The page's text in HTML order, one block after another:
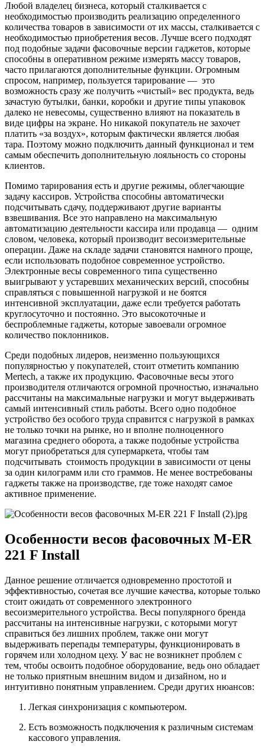
Любой владелец бизнеса, который сталкивается с
необходимостью производить реализацию определенного
количества товаров в зависимости от их массы, сталкивается с
необходимостью приобретения весов. Лучше всего подходят
под подобные задачи фасовочные версии гаджетов, которые
способны в оперативном режиме измерять массу товаров,
часто прилагаются дополнительные функции. Огромным
спросом, например, пользуется тарирование — это
возможность сразу же получить «чистый» вес продукта, ведь
зачастую бутылки, банки, коробки и другие типы упаковок
далеко не невесомы, существенно влияют на показатель в
виде цифры на экране. Но никакой покупатель не захочет
платить «за воздух», которым фактически является любая
тара. Поэтому можно подключить данный функционал и тем
самым обеспечить дополнительную лояльность со стороны
клиентов.
Помимо тарирования есть и другие режимы, облегчающие
задачу кассиров. Устройства способны автоматически
подсчитывать сдачу, поддерживают другие варианты
взвешивания. Все это направлено на максимальную
автоматизацию деятельности кассира или продавца — одним
словом, человека, который производит весоизмерительные
операции. Даже на складе задачи становятся намного проще,
если использовать подобное современное устройство.
Электронные весы современного типа существенно
выигрывают у устаревших механических версий, способны
справляться с повышенной нагрузкой и не боятся
интенсивной эксплуатации, даже если требуется работать
круглосуточно и постоянно. Это высокоточные и
беспроблемные гаджеты, которые завоевали огромное
количество поклонников.
Среди подобных лидеров, неизменно пользующихся
популярностью у покупателей, стоит отметить компанию
Mertech, а также их продукцию. Фасовочные весы этого
производителя отличаются огромной прочностью, изначально
рассчитаны на максимальные нагрузки и могут выдерживать
самый интенсивный стиль работы. Всего одно подобное
устройство без особого труда справится с нагрузкой в рамках
не только точки на рынке, но и вполне полноценного
магазина среднего оборота, а также подобные устройства
могут приобретаться для супермаркета, чтобы там
подсчитывать стоимость продукции в зависимости от цены
за один килограмм или сто граммов. Не менее востребованы
гаджеты также на производстве, где тоже находят самое
активное применение.
Особенности весов фасовочных M-ER
221 F Install
Данное решение отличается одновременно простотой и
эффективностью, сочетая все лучшие качества, которые только
стоит ожидать от современного электронного
весоизмерительного устройства. Весы популярного бренда
рассчитаны на интенсивные нагрузки, с которыми могут
справиться без лишних проблем, также они могут
выдерживать перепады температуры, функционировать в
горячем или холодном цеху. У вас не возникнет проблем с
тем, чтобы освоить подобное оборудование, ведь оно обладает
не только приятным внешним видом и дизайном, но и
интуитивно понятным управлением. Среди других нюансов:
Легкая синхронизация с компьютером.
Есть возможность подключения к различным системам
кассового управления.